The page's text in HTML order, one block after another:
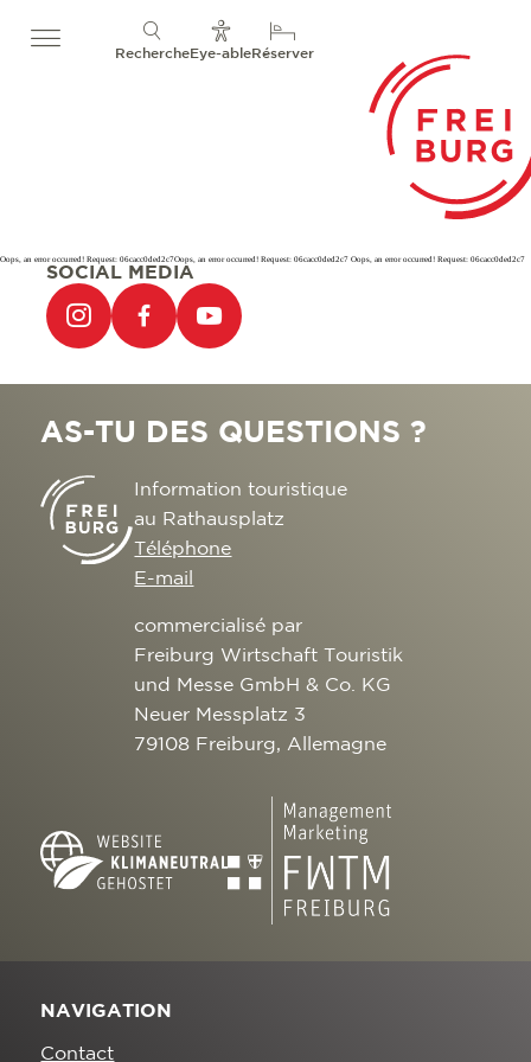
RechercheEye-ableRéserver
Oops, an error occurred! Request: 06cacc0ded2c7Oops, an error occurred! Request: 06cacc0ded2c7 Oops, an error occurred! Request: 06cacc0ded2c7
SOCIAL MEDIA
AS-TU DES QUESTIONS ?
Information touristique
au Rathausplatz
Téléphone
E-mail
commercialisé par
Freiburg Wirtschaft Touristik
und Messe GmbH & Co. KG
Neuer Messplatz 3
79108 Freiburg, Allemagne
NAVIGATION
Contact